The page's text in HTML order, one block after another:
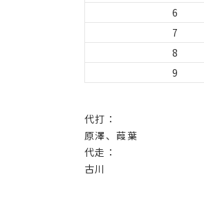
6
7
8
9
代打：
原澤、葭葉
代走：
古川